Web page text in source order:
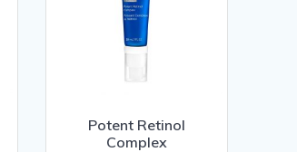
Potent Retinol
Complex